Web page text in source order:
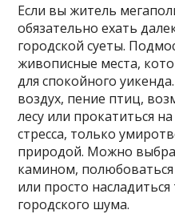
Если вы житель
обязательно ехать
городской суеты.
живописные места,
для спокойного
воздух, пение птиц,
лесу или прокатиться
стресса, только
природой. Можно
камином,
или просто
городского шума.